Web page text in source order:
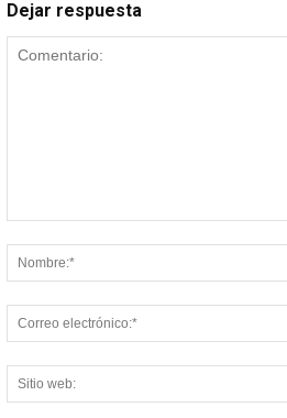
Dejar respuesta